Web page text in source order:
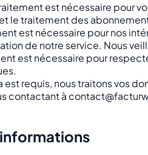
est nécessaire pour
le traitement des
est nécessaire pour nos
de notre service. Nous
est nécessaire pour
est requis, nous traitons vos
contactant à